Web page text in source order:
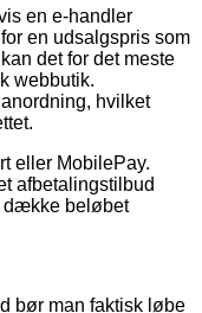
en e-handler
en udsalgspris som
det for det meste
webbutik.
hvilket
eller MobilePay.
afbetalingstilbud
dække beløbet
bør man faktisk løbe